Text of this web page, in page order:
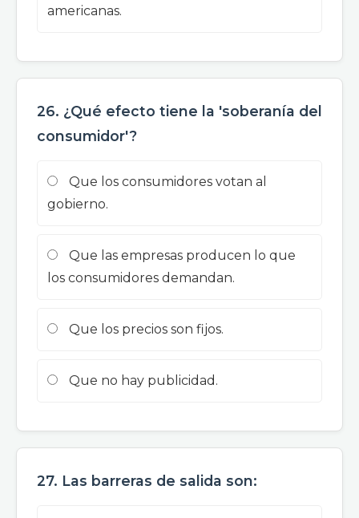
americanas.
26. ¿Qué efecto tiene la 'soberanía del
consumidor'?
Que los consumidores votan al
gobierno.
Que las empresas producen lo que
los consumidores demandan.
Que los precios son fijos.
Que no hay publicidad.
27. Las barreras de salida son: